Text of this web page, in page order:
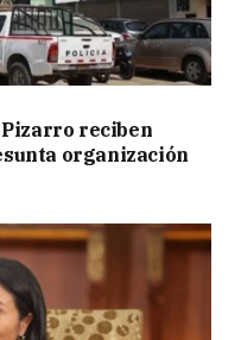
Pizarro reciben
organización